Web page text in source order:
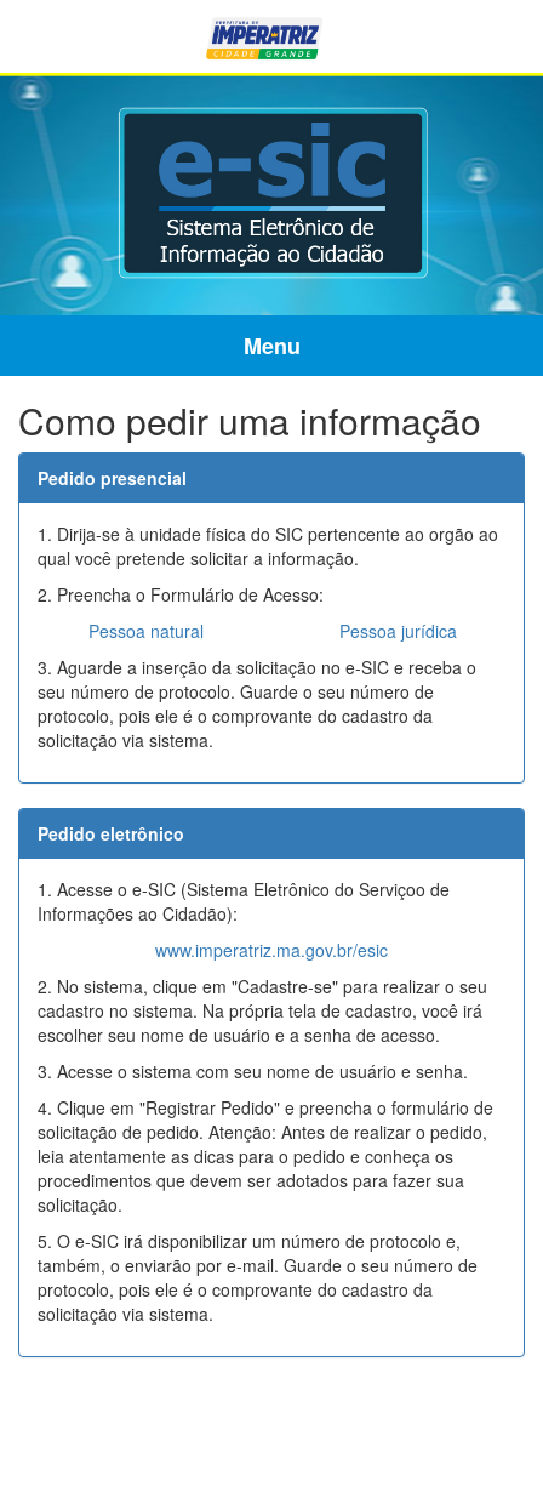
Menu
Como pedir uma informação
Pedido presencial
1. Dirija-se à unidade física do SIC pertencente ao orgão ao
qual você pretende solicitar a informação.
2. Preencha o Formulário de Acesso:
Pessoa natural
Pessoa jurídica
3. Aguarde a inserção da solicitação no e-SIC e receba o
seu número de protocolo. Guarde o seu número de
protocolo, pois ele é o comprovante do cadastro da
solicitação via sistema.
Pedido eletrônico
1. Acesse o e-SIC (Sistema Eletrônico do Serviçoo de
Informações ao Cidadão):
www.imperatriz.ma.gov.br/esic
2. No sistema, clique em "Cadastre-se" para realizar o seu
cadastro no sistema. Na própria tela de cadastro, você irá
escolher seu nome de usuário e a senha de acesso.
3. Acesse o sistema com seu nome de usuário e senha.
4. Clique em "Registrar Pedido" e preencha o formulário de
solicitação de pedido. Atenção: Antes de realizar o pedido,
leia atentamente as dicas para o pedido e conheça os
procedimentos que devem ser adotados para fazer sua
solicitação.
5. O e-SIC irá disponibilizar um número de protocolo e,
também, o enviarão por e-mail. Guarde o seu número de
protocolo, pois ele é o comprovante do cadastro da
solicitação via sistema.